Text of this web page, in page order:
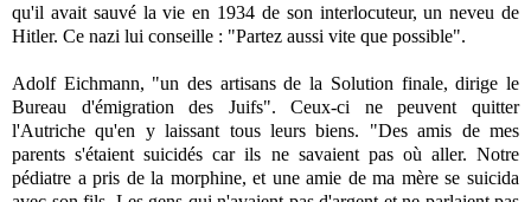
qu'il avait sauvé la vie en 1934 de son interlocuteur, un neveu de
Hitler. Ce nazi lui conseille : "Partez aussi vite que possible".
Adolf Eichmann, "un des artisans dela Solution finale, dirige le
Bureau d'émigration des Juifs". Ceux-ci ne peuvent quitter
l'Autriche qu'en y laissant tous leurs biens. "Des amis de mes
parents s'étaient suicidés car ils ne savaient pas où aller. Notre
pédiatre a pris de la morphine, et une amie de ma mère se suicida